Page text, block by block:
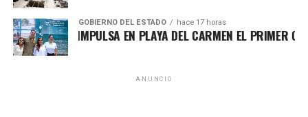
GOBIERNO DEL ESTADO hace 17 horas
LEZAMA IMPULSA EN PLAYA DEL CARMEN EL PRIMER
ANUNCIO